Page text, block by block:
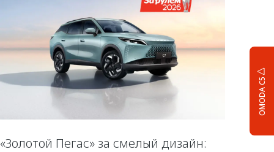
OMODA C5
«Золотой Пегас» за смелый дизайн: